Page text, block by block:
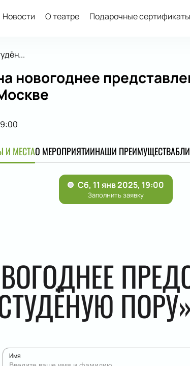
Новости О театре Подарочные сертификаты
новогоднее
И МЕСТАО МЕРОПРИЯТИИНАШИ ПРЕИМУЩЕСТВА
Имя